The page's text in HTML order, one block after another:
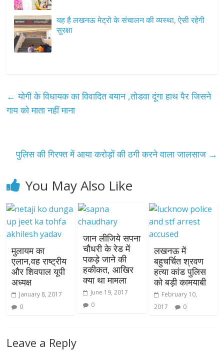
यह है लखनऊ मेट्रो के संचालन की व्यस्था, ऐसी रहेगी
सुरक्षा
← योगी के विधायक का विवादित बयान ,तोडवा दूंगा हाथ पैर जिसने
गाय को माता नहीं माना
पुलिस की गिरफ्त में आया करोड़ों की ठगी करने वाला जालसाज →
You May Also Like
मुलायम का
एलान,वह राष्ट्रीय
और शिवपाल यूपी
अध्यक्ष
January 8, 2017
0
जान लीजिये सपना
चौधरी के रेड में
पकड़े जाने की
हकीकत, आखिर
क्या था मामला
June 19, 2017
0
लखनऊ में
बहुचर्चित श्रवण
हत्या कांड पुलिस
को बड़ी कामयाबी
February 10,
2017
0
Leave a Reply